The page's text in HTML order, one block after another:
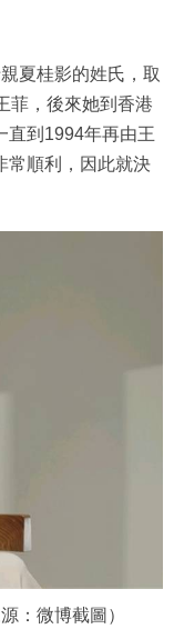
夏桂影的姓氏，取
菲，後來她到香港
直到1994年再由王
常順利，因此就決
：微博截圖）